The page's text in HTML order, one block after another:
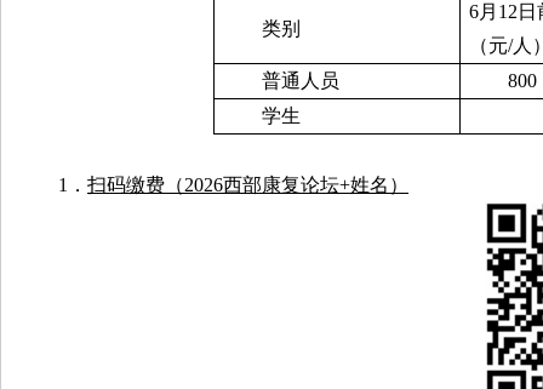
类别
6月 12 日
（元/人
普通人员
800
学生
1． 扫码缴费（2026西部康复论坛+姓名）